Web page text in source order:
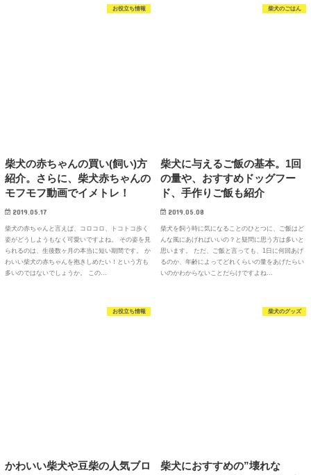
お役立ち情報
柴犬の赤ちゃんの買い(飼い)方
紹介。さらに、柴犬赤ちゃんの
モフモフ動画でイメトレ！
2019.05.17
柴犬の赤ちゃんと言えば、コロコロ、トコトコ歩く
姿がどうしようもなく可愛いですよね。 その姿を見
られるのは、生後数ヶ月の本当に短い期間です。 か
わいい柴犬の赤ちゃんを抱きしめたい！という方も
多いのではないでしょうか。 この…
柴犬のごはん
柴犬に与えるご飯の基本。1回
の量や、おすすめドッグフー
ド、手作りご飯も紹介
2019.05.08
柴犬を飼う時に気になることのひとつに、ご飯はど
んな風にあげればいいの？と疑問に思う方は多いと
思います。 ただ、ご飯と言っても、1日に何回あげ
るのか、年齢によってどれくらいの量をあげたらい
いのかわからないことだらけですよね…
お役立ち情報
かわいい柴犬や豆柴の人気ブロ
柴犬のグッズ
柴犬におすすめの”壊れな